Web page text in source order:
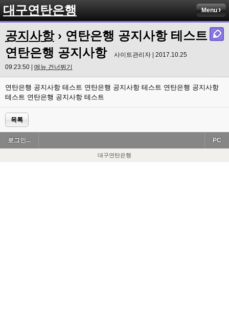
대구연탄은행 Menu
공지사항› 연탄은행 공지사항 테스트
연탄은행 공지사항
사이트관리자 | 2017.10.25
09:23:50 | 메뉴 건너뛰기
연탄은행 공지사항 테스트 연탄은행 공지사항 테스트 연탄은행 공지사항
테스트 연탄은행 공지사항 테스트
목록
로그인... PC
대구연탄은행